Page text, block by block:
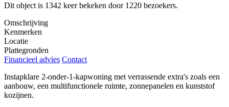
Dit object is 1342 keer bekeken door 1220 bezoekers.
Omschrijving
Kenmerken
Locatie
Plattegronden
Financieel advies Contact
Instapklare 2-onder-1-kapwoning met verrassende extra's zoals een
aanbouw, een multifunctionele ruimte, zonnepanelen en kunststof
kozijnen.